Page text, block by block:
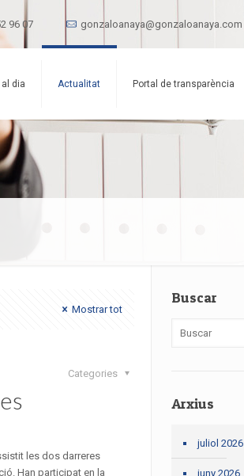
96 07 gonzaloanaya@gonzaloanaya.com
dia Actualitat Portal de transparència
Mostrar tot
Categories
les dos darreres
Han participat en la
Buscar
Arxius
juliol 2026
juny 2026